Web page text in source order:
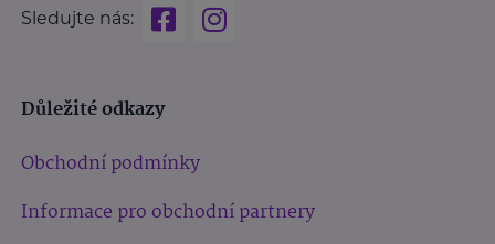
Sledujte nás:
Důležité odkazy
Obchodní podmínky
Informace pro obchodní partnery